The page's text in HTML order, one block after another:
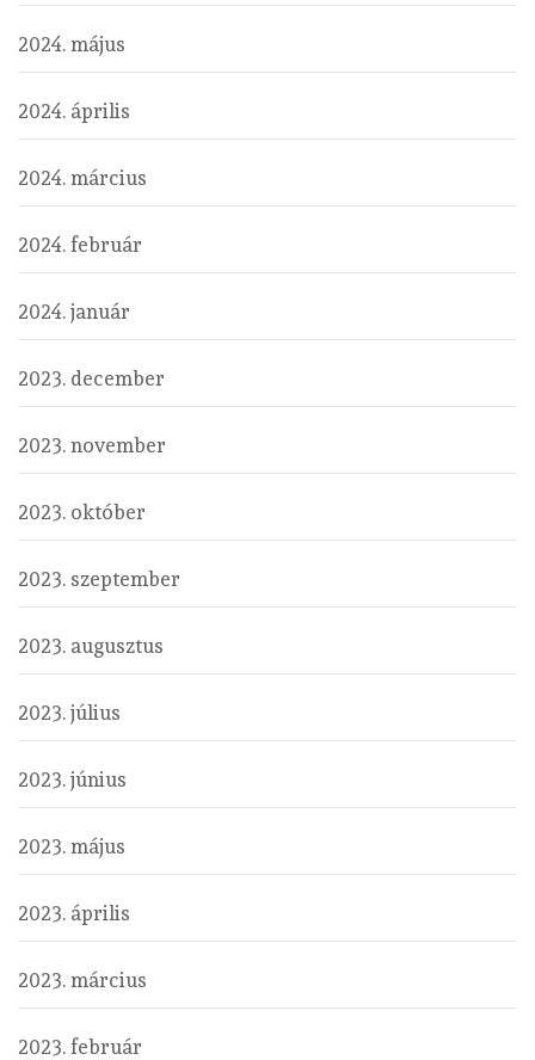
2024. május
2024. április
2024. március
2024. február
2024. január
2023. december
2023. november
2023. október
2023. szeptember
2023. augusztus
2023. július
2023. június
2023. május
2023. április
2023. március
2023. február